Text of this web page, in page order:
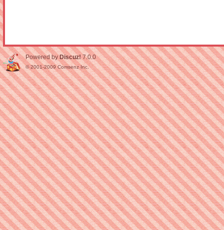
Powered byDiscuz! 7.0.0
© 2001-2009Comsenz Inc.